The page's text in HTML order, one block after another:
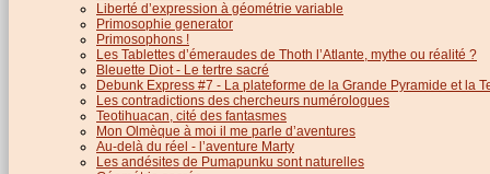
Liberté d’expression à géométrie variable
Primosophie generator
Primosophons !
Les Tablettes d’émeraudes de Thoth l’Atlante, mythe ou réalité ?
Bleuette Diot - Le tertre sacré
Debunk Express #7 - La plateforme de la Grande Pyramide et la
Les contradictions des chercheurs numérologues
Teotihuacan, cité des fantasmes
Mon Olmèque à moi il me parle d’aventures
Au-delà du réel - l’aventure Marty
Les andésites de Pumapunku sont naturelles